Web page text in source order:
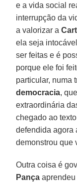
e a vida social
interrupção da
a valorizar a
ela seja
ser feitas e é
porque ele foi
particular, numa
democracia,
extraordinária
chegado ao
defendida agora
demonstrou que
Outra coisa é
Pança